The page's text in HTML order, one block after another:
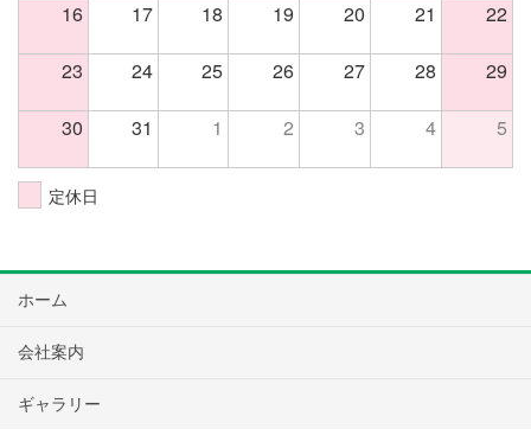
16 17 18 19 20 21 22
23 24 25 26 27 28 29
30 31 1 2 3 4 5
定休日
ホーム
会社案内
ギャラリー